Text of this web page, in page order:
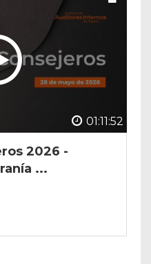
01:11:52
2026 -
...